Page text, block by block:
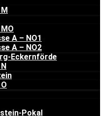
A – NO1
A – NO2
Eckernförde
Pokal